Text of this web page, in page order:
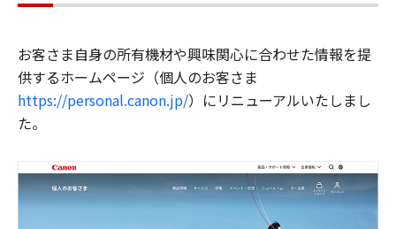
お客さま自身の所有機材や興味関心に合わせた情報を提
供するホームページ（個人のお客さま
https://personal.canon.jp/）にリニューアルいたしまし
た。